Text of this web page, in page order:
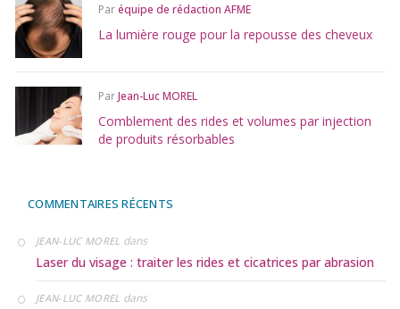
Paréquipe de rédaction AFME
La lumière rouge pour la repousse des cheveux
ParJean-Luc MOREL
Comblement des rides et volumes par injection
de produits résorbables
COMMENTAIRES RÉCENTS
JEAN-LUC MOREL dans
Laser du visage : traiter les rides et cicatrices par abrasion
JEAN-LUC MOREL dans